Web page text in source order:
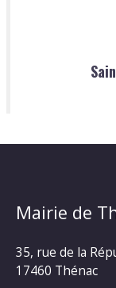
Mairie de
35, rue de la
17460 Thénac